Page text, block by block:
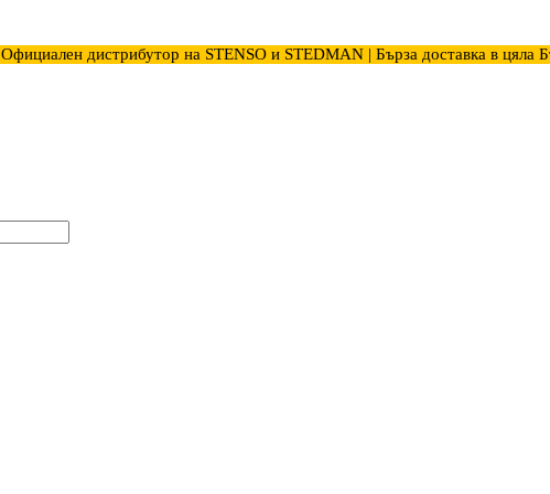
Официален дистрибутор на STENSO и STEDMAN | Бърза доставка в цяла